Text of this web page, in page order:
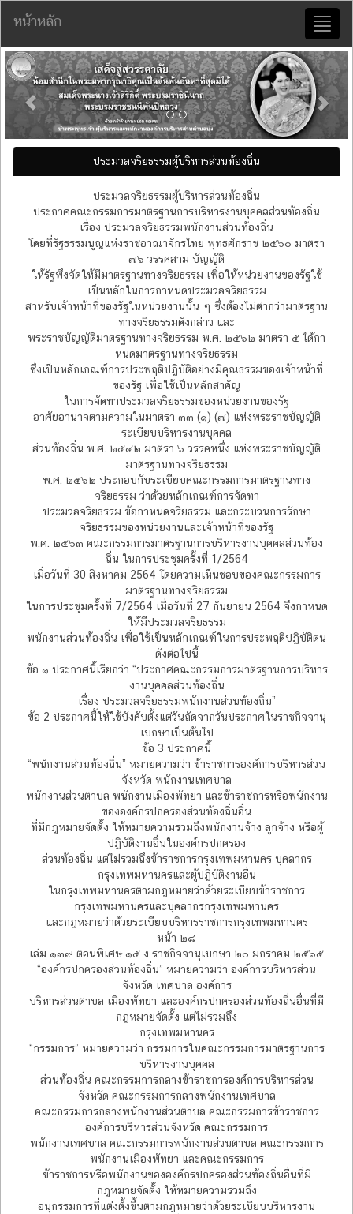
หน้าหลัก
Previous
ประมวลจริยธรรมผู้บริหารส่วนท้องถิ่น
ประมวลจริยธรรมผู้บริหารส่วนท้องถิ่น
ประกาศคณะกรรมการมาตรฐานการบริหารงานบุคคลส่วนท้องถิ่น
เรื่อง ประมวลจริยธรรมพนักงานส่วนท้องถิ่น
โดยที่รัฐธรรมนูญแห่งราชอาณาจักรไทย พุทธศักราช ๒๕๖๐ มาตรา
๗๖ วรรคสาม บัญญัติ
ให้รัฐพึงจัดให้มีมาตรฐานทางจริยธรรม เพื่อให้หน่วยงานของรัฐใช้
เป็นหลักในการกาหนดประมวลจริยธรรม
สาหรับเจ้าหน้าที่ของรัฐในหน่วยงานนั้น ๆ ซึ่งต้องไม่ต่ากว่ามาตรฐาน
ทางจริยธรรมดังกล่าว และ
พระราชบัญญัติมาตรฐานทางจริยธรรม พ.ศ. ๒๕๖๒ มาตรา ๕ ได้กา
หนดมาตรฐานทางจริยธรรม
ซึ่งเป็นหลักเกณฑ์การประพฤติปฏิบัติอย่างมีคุณธรรมของเจ้าหน้าที่
ของรัฐ เพื่อใช้เป็นหลักสาคัญ
ในการจัดทาประมวลจริยธรรมของหน่วยงานของรัฐ
อาศัยอานาจตามความในมาตรา ๓๓ (๑) (๗) แห่งพระราชบัญญัติ
ระเบียบบริหารงานบุคคล
ส่วนท้องถิ่น พ.ศ. ๒๕๔๒ มาตรา ๖ วรรคหนึ่ง แห่งพระราชบัญญัติ
มาตรฐานทางจริยธรรม
พ.ศ. ๒๕๖๒ ประกอบกับระเบียบคณะกรรมการมาตรฐานทาง
จริยธรรม ว่าด้วยหลักเกณฑ์การจัดทา
ประมวลจริยธรรม ข้อกาหนดจริยธรรม และกระบวนการรักษา
จริยธรรมของหน่วยงานและเจ้าหน้าที่ของรัฐ
พ.ศ. ๒๕๖๓ คณะกรรมการมาตรฐานการบริหารงานบุคคลส่วนท้อง
ถิ่น ในการประชุมครั้งที่ 1/2564
เมื่อวันที่ 30 สิงหาคม 2564 โดยความเห็นชอบของคณะกรรมการ
มาตรฐานทางจริยธรรม
ในการประชุมครั้งที่ 7/2564 เมื่อวันที่ 27 กันยายน 2564 จึงกาหนด
ให้มีประมวลจริยธรรม
พนักงานส่วนท้องถิ่น เพื่อใช้เป็นหลักเกณฑ์ในการประพฤติปฏิบัติตน
ดังต่อไปนี้
ข้อ ๑ ประกาศนี้เรียกว่า “ประกาศคณะกรรมการมาตรฐานการบริหาร
งานบุคคลส่วนท้องถิ่น
เรื่อง ประมวลจริยธรรมพนักงานส่วนท้องถิ่น”
ข้อ 2 ประกาศนี้ให้ใช้บังคับตั้งแต่วันถัดจากวันประกาศในราชกิจจานุ
เบกษาเป็นต้นไป
ข้อ 3 ประกาศนี้
“พนักงานส่วนท้องถิ่น” หมายความว่า ข้าราชการองค์การบริหารส่วน
จังหวัด พนักงานเทศบาล
พนักงานส่วนตาบล พนักงานเมืองพัทยา และข้าราชการหรือพนักงาน
ขององค์กรปกครองส่วนท้องถิ่นอื่น
ที่มีกฎหมายจัดตั้ง ให้หมายความรวมถึงพนักงานจ้าง ลูกจ้าง หรือผู้
ปฏิบัติงานอื่นในองค์กรปกครอง
ส่วนท้องถิ่น แต่ไม่รวมถึงข้าราชการกรุงเทพมหานคร บุคลากร
กรุงเทพมหานครและผู้ปฏิบัติงานอื่น
ในกรุงเทพมหานครตามกฎหมายว่าด้วยระเบียบข้าราชการ
กรุงเทพมหานครและบุคลากรกรุงเทพมหานคร
และกฎหมายว่าด้วยระเบียบบริหารราชการกรุงเทพมหานคร
หน้า ๒๘
เล่ม ๑๓๙ ตอนพิเศษ ๑๕ ง ราชกิจจานุเบกษา ๒๐ มกราคม ๒๕๖๕
“องค์กรปกครองส่วนท้องถิ่น” หมายความว่า องค์การบริหารส่วน
จังหวัด เทศบาล องค์การ
บริหารส่วนตาบล เมืองพัทยา และองค์กรปกครองส่วนท้องถิ่นอื่นที่มี
กฎหมายจัดตั้ง แต่ไม่รวมถึง
กรุงเทพมหานคร
“กรรมการ” หมายความว่า กรรมการในคณะกรรมการมาตรฐานการ
บริหารงานบุคคล
ส่วนท้องถิ่น คณะกรรมการกลางข้าราชการองค์การบริหารส่วน
จังหวัด คณะกรรมการกลางพนักงานเทศบาล
คณะกรรมการกลางพนักงานส่วนตาบล คณะกรรมการข้าราชการ
องค์การบริหารส่วนจังหวัด คณะกรรมการ
พนักงานเทศบาล คณะกรรมการพนักงานส่วนตาบล คณะกรรมการ
พนักงานเมืองพัทยา และคณะกรรมการ
ข้าราชการหรือพนักงานขององค์กรปกครองส่วนท้องถิ่นอื่นที่มี
กฎหมายจัดตั้ง ให้หมายความรวมถึง
อนุกรรมการที่แต่งตั้งขึ้นตามกฎหมายว่าด้วยระเบียบบริหารงาน